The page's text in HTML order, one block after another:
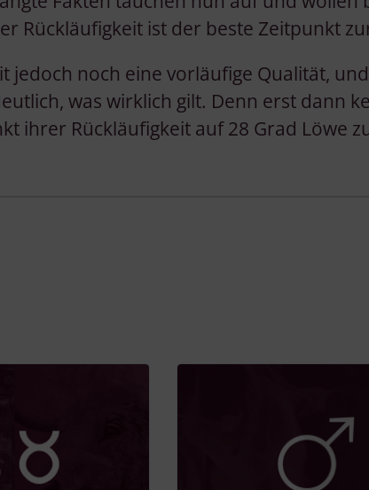
Rückläufigkeit ist der beste Zeitpunkt
jedoch noch eine vorläufige Qualität,
was wirklich gilt. Denn erst dann
ihrer Rückläufigkeit auf 28 Grad Löwe